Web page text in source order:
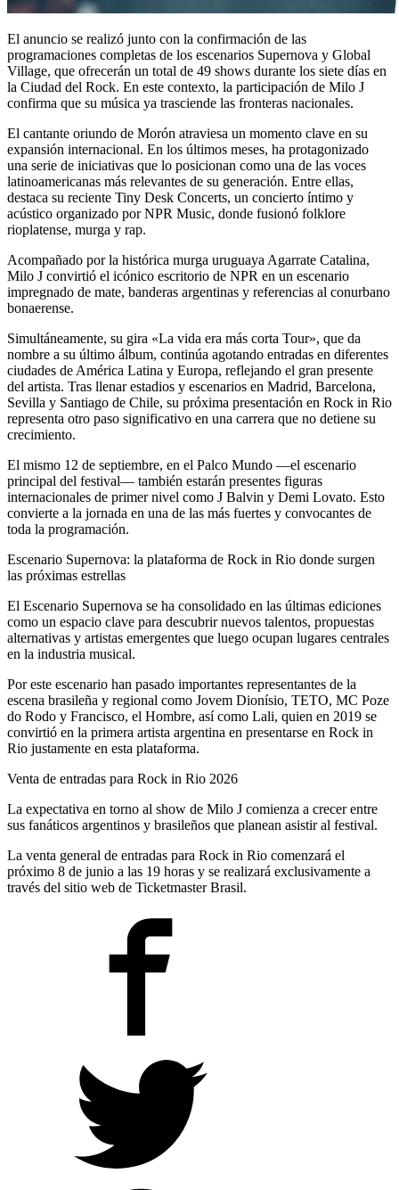
El anuncio se realizó junto con la confirmación de las
programaciones completas de los escenarios Supernova y Global
Village, que ofrecerán un total de 49 shows durante los siete días en
la Ciudad del Rock. En este contexto, la participación de Milo J
confirma que su música ya trasciende las fronteras nacionales.
El cantante oriundo de Morón atraviesa un momento clave en su
expansión internacional. En los últimos meses, ha protagonizado
una serie de iniciativas que lo posicionan como una de las voces
latinoamericanas más relevantes de su generación. Entre ellas,
destaca su reciente Tiny Desk Concerts, un concierto íntimo y
acústico organizado por NPR Music, donde fusionó folklore
rioplatense, murga y rap.
Acompañado por la histórica murga uruguaya Agarrate Catalina,
Milo J convirtió el icónico escritorio de NPR en un escenario
impregnado de mate, banderas argentinas y referencias al conurbano
bonaerense.
Simultáneamente, su gira «La vida era más corta Tour», que da
nombre a su último álbum, continúa agotando entradas en diferentes
ciudades de América Latina y Europa, reflejando el gran presente
del artista. Tras llenar estadios y escenarios en Madrid, Barcelona,
Sevilla y Santiago de Chile, su próxima presentación en Rock in Rio
representa otro paso significativo en una carrera que no detiene su
crecimiento.
El mismo 12 de septiembre, en el Palco Mundo —el escenario
principal del festival— también estarán presentes figuras
internacionales de primer nivel como J Balvin y Demi Lovato. Esto
convierte a la jornada en una de las más fuertes y convocantes de
toda la programación.
Escenario Supernova: la plataforma de Rock in Rio donde surgen
las próximas estrellas
El Escenario Supernova se ha consolidado en las últimas ediciones
como un espacio clave para descubrir nuevos talentos, propuestas
alternativas y artistas emergentes que luego ocupan lugares centrales
en la industria musical.
Por este escenario han pasado importantes representantes de la
escena brasileña y regional como Jovem Dionísio, TETO, MC Poze
do Rodo y Francisco, el Hombre, así como Lali, quien en 2019 se
convirtió en la primera artista argentina en presentarse en Rock in
Rio justamente en esta plataforma.
Venta de entradas para Rock in Rio 2026
La expectativa en torno al show de Milo J comienza a crecer entre
sus fanáticos argentinos y brasileños que planean asistir al festival.
La venta general de entradas para Rock in Rio comenzará el
próximo 8 de junio a las 19 horas y se realizará exclusivamente a
través del sitio web de Ticketmaster Brasil.